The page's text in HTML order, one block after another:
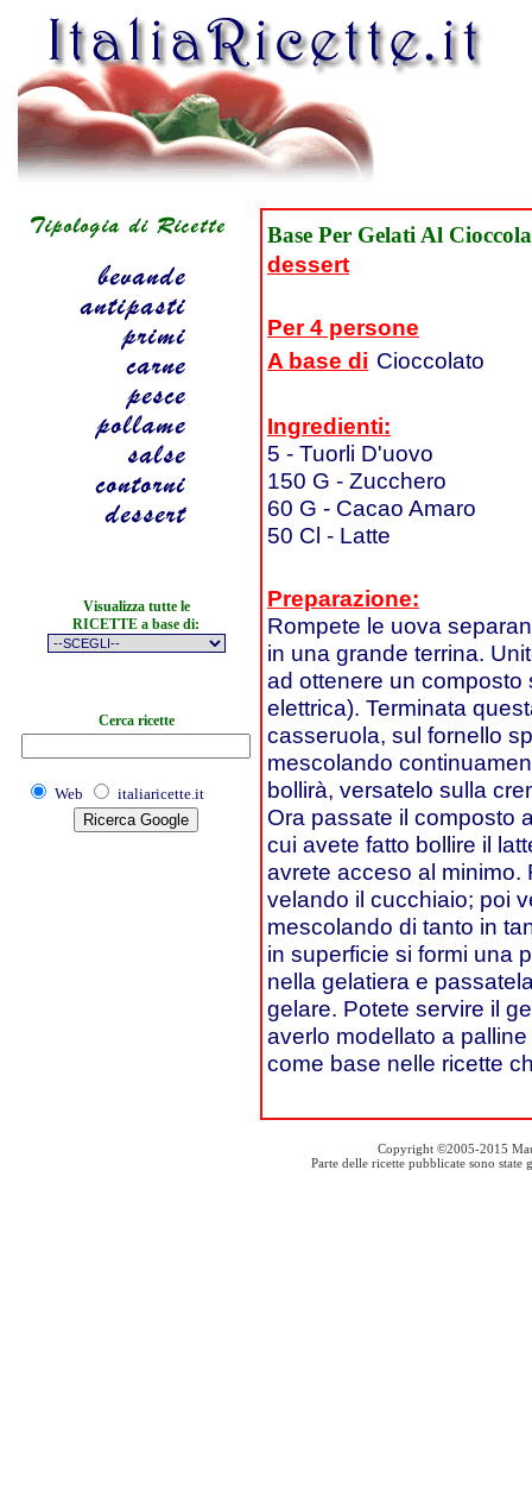
Visualizza tutte le
RICETTE a base di:
Cerca ricette
Web italiaricette.it
Base Per Gelati Al
dessert
Per 4 persone
A base di Cioccolato
Ingredienti:
5 - Tuorli D'uovo
150 G - Zucchero
60 G - Cacao Amaro
50 Cl - Latte
Preparazione:
Rompete le uova
in una grande terrina.
ad ottenere un
elettrica). Terminata
casseruola, sul fornello
mescolando
bollirà, versatelo sulla
Ora passate il composto
cui avete fatto bollire il
avrete acceso al
velando il cucchiaio; poi
mescolando di tanto in
in superficie si formi una
nella gelatiera e
gelare. Potete servire il
averlo modellato a
come base nelle ricette
Copyright ©2005-2015
Parte delle ricette pubblicate sono state